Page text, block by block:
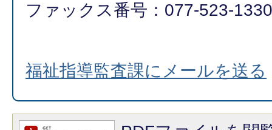
ファックス番号：077-523-1330
福祉指導監査課にメールを送る